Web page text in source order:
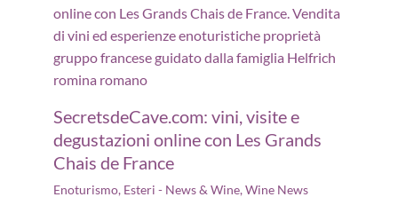
SecretsdeCave.com: vini, visite e
degustazioni online con Les Grands
Chais de France
Enoturismo, Esteri - News & Wine,Wine News